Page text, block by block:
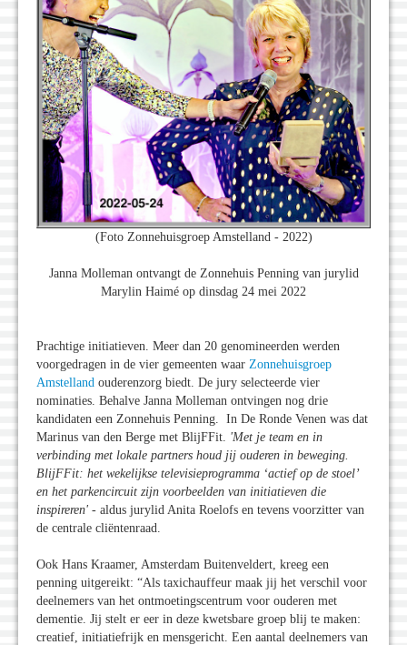
(Foto Zonnehuisgroep Amstelland - 2022)
Janna Molleman ontvangt de Zonnehuis Penning van jurylid
Marylin Haimé op dinsdag 24 mei 2022
Prachtige initiatieven. Meer dan 20 genomineerden werden
voorgedragen in de vier gemeenten waar Zonnehuisgroep
Amstelland ouderenzorg biedt. De jury selecteerde vier
nominaties. Behalve Janna Molleman ontvingen nog drie
kandidaten een Zonnehuis Penning. In De Ronde Venen was dat
Marinus van den Berge met BlijFFit. 'Met je team en in
verbinding met lokale partners houd jij ouderen in beweging.
BlijFFit: het wekelijkse televisieprogramma ‘actief op de stoel’
en het parkencircuit zijn voorbeelden van initiatieven die
inspireren' - aldus jurylid Anita Roelofs en tevens voorzitter van
de centrale cliëntenraad.
Ook Hans Kraamer, Amsterdam Buitenveldert, kreeg een
penning uitgereikt: “Als taxichauffeur maak jij het verschil voor
deelnemers van het ontmoetingscentrum voor ouderen met
dementie. Jij stelt er eer in deze kwetsbare groep blij te maken:
creatief, initiatiefrijk en mensgericht. Een aantal deelnemers van